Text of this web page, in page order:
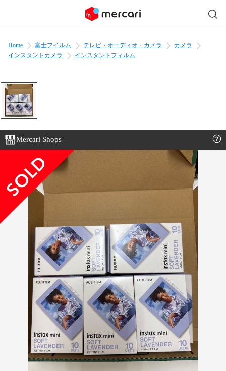
Home 富士フイルム テレビ・オーディオ・カメラ
カメラ
インスタントカメラ
インスタントフィルム
Mercari Shops